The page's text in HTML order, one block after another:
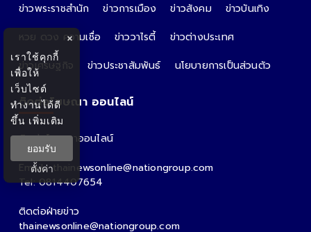
ข่าวพระราชสำนัก ข่าวการเมือง ข่าวสังคม
ข่าวบันเทิง
หวย ดวง ความเชื่อ
ข่าววาไรตี้
ข่าวต่างประเทศ
ข่าวเศรษฐกิจ
ข่าวประชาสัมพันธ์ นโยบายการเป็นส่วนตัว
ติดต่อโฆษณา ออนไลน์
ติดต่อโฆษณาออนไลน์
คุณอ้อ
Email : thainewsonline@nationgroup.com
Tel: 0814407654
ติดต่อฝ่ายข่าว
thainewsonline@nationgroup.com
×
เราใช้คุกกี้
เพื่อให้
เว็บไซต์
ทำงานได้ดี
ขึ้น เพิ่มเติม
ยอมรับ
ตั้งค่า